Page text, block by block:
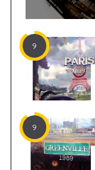
9
9